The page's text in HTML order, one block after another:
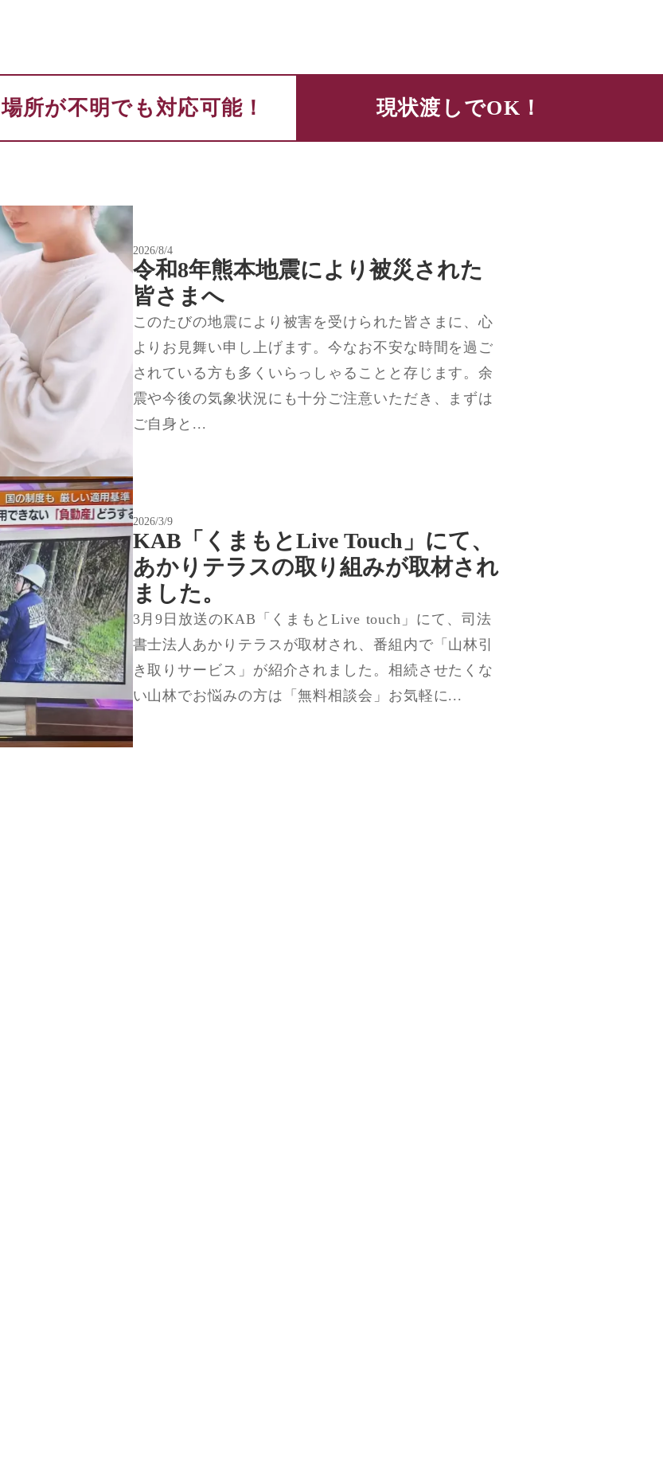
場所が不明でも対応可能！ 現状渡しでOK！
2026/8/4
令和8年熊本地震により被災された
皆さまへ
このたびの地震により被害を受けられた皆さまに、心
よりお見舞い申し上げます。今なお不安な時間を過ご
されている方も多くいらっしゃることと存じます。余
震や今後の気象状況にも十分ご注意いただき、まずは
ご自身と...
2026/3/9
KAB「くまもとLive Touch」にて、
あかりテラスの取り組みが取材され
ました。
3月9日放送のKAB「くまもとLive touch」にて、司法
書士法人あかりテラスが取材され、番組内で「山林引
き取りサービス」が紹介されました。相続させたくな
い山林でお悩みの方は「無料相談会」お気軽に...